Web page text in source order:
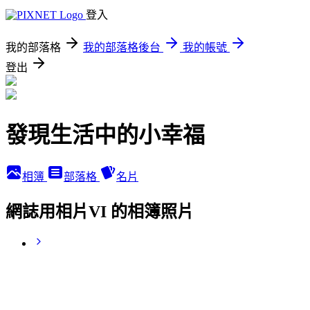
登入
我的部落格 我的部落格後台
我的帳號
登出
發現生活中的小幸福
相簿 部落格 名片
網誌用相片VI 的相簿照片